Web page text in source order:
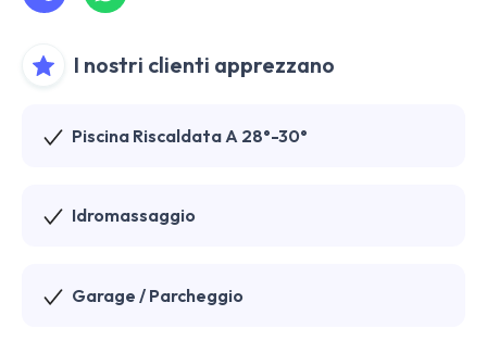
I nostri clienti apprezzano
Piscina Riscaldata A 28°-30°
Idromassaggio
Garage / Parcheggio